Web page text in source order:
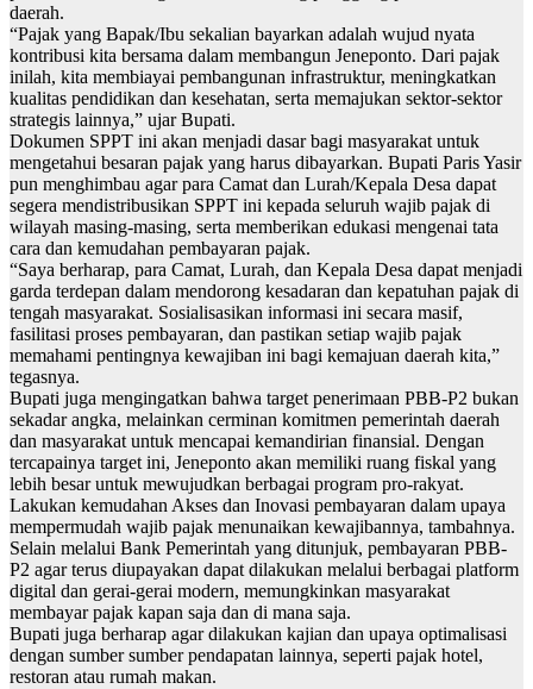
daerah.
“Pajak yang Bapak/Ibu sekalian bayarkan adalah wujud nyata
kontribusi kita bersama dalam membangun Jeneponto. Dari pajak
inilah, kita membiayai pembangunan infrastruktur, meningkatkan
kualitas pendidikan dan kesehatan, serta memajukan sektor-sektor
strategis lainnya,” ujar Bupati.
Dokumen SPPT ini akan menjadi dasar bagi masyarakat untuk
mengetahui besaran pajak yang harus dibayarkan. Bupati Paris Yasir
pun menghimbau agar para Camat dan Lurah/Kepala Desa dapat
segera mendistribusikan SPPT ini kepada seluruh wajib pajak di
wilayah masing-masing, serta memberikan edukasi mengenai tata
cara dan kemudahan pembayaran pajak.
“Saya berharap, para Camat, Lurah, dan Kepala Desa dapat menjadi
garda terdepan dalam mendorong kesadaran dan kepatuhan pajak di
tengah masyarakat. Sosialisasikan informasi ini secara masif,
fasilitasi proses pembayaran, dan pastikan setiap wajib pajak
memahami pentingnya kewajiban ini bagi kemajuan daerah kita,”
tegasnya.
Bupati juga mengingatkan bahwa target penerimaan PBB-P2 bukan
sekadar angka, melainkan cerminan komitmen pemerintah daerah
dan masyarakat untuk mencapai kemandirian finansial. Dengan
tercapainya target ini, Jeneponto akan memiliki ruang fiskal yang
lebih besar untuk mewujudkan berbagai program pro-rakyat.
Lakukan kemudahan Akses dan Inovasi pembayaran dalam upaya
mempermudah wajib pajak menunaikan kewajibannya, tambahnya.
Selain melalui Bank Pemerintah yang ditunjuk, pembayaran PBB-
P2 agar terus diupayakan dapat dilakukan melalui berbagai platform
digital dan gerai-gerai modern, memungkinkan masyarakat
membayar pajak kapan saja dan di mana saja.
Bupati juga berharap agar dilakukan kajian dan upaya optimalisasi
dengan sumber sumber pendapatan lainnya, seperti pajak hotel,
restoran atau rumah makan.